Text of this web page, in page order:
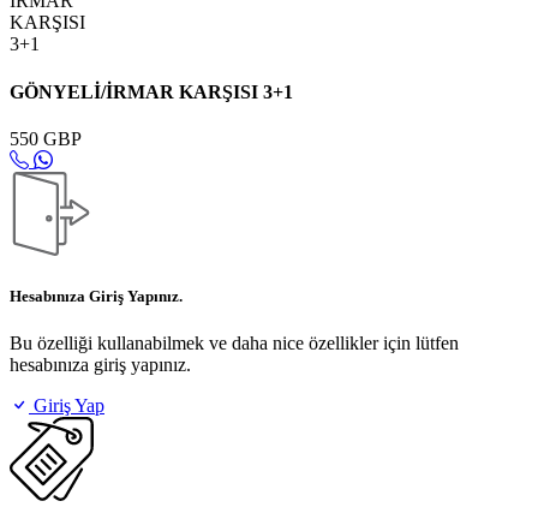
GÖNYELİ/İRMAR KARŞISI 3+1
550 GBP
Hesabınıza Giriş Yapınız.
Bu özelliği kullanabilmek ve daha nice özellikler için lütfen
hesabınıza giriş yapınız.
Giriş Yap